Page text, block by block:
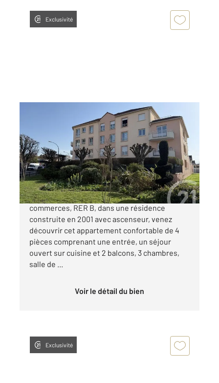
Exclusivité
, 4 pièces
Appartement F4 à vendre
230 000 €
Quartier Jacob, à proximité des écoles,
commerces, RER B, dans une résidence
construite en 2001 avec ascenseur, venez
découvrir cet appartement confortable de 4
pièces comprenant une entrée, un séjour
ouvert sur cuisine et 2 balcons, 3 chambres,
salle de ...
Voir le détail du bien
Exclusivité